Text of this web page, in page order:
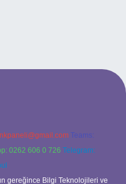
Teams:
0262 606 0 726 Telegram:
gereğince Bilgi Teknolojileri ve